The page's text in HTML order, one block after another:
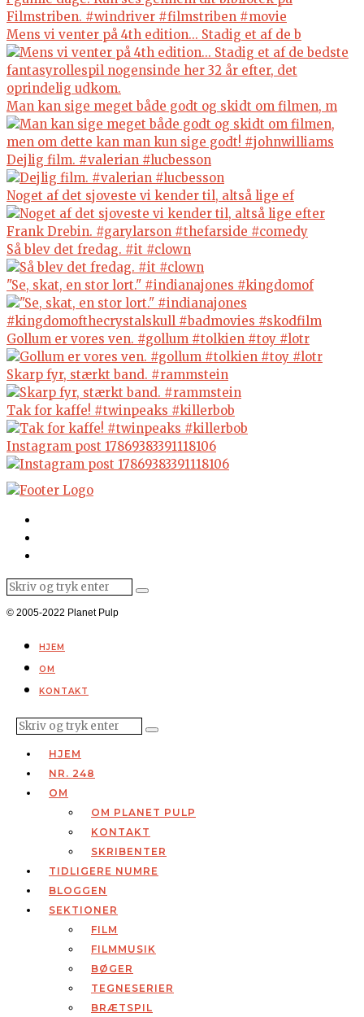
Mens vi venter på 4th edition... Stadig et af de b
Man kan sige meget både godt og skidt om filmen, m
Dejlig film. #valerian #lucbesson
Noget af det sjoveste vi kender til, altså lige ef
Så blev det fredag. #it #clown
"Se, skat, en stor lort." #indianajones #kingdomof
Gollum er vores ven. #gollum #tolkien #toy #lotr
Skarp fyr, stærkt band. #rammstein
Tak for kaffe! #twinpeaks #killerbob
Instagram post 17869383391118106
© 2005-2022 Planet Pulp
HJEM
OM
KONTAKT
HJEM
NR. 248
OM
OM PLANET PULP
KONTAKT
SKRIBENTER
TIDLIGERE NUMRE
BLOGGEN
SEKTIONER
FILM
FILMMUSIK
BØGER
TEGNESERIER
BRÆTSPIL